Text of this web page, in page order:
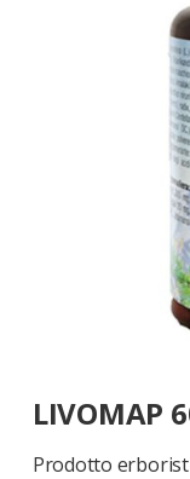
all'inizio
galleria
LIVOMAP
Prodotto